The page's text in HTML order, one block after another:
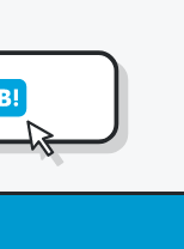
のか、また違う